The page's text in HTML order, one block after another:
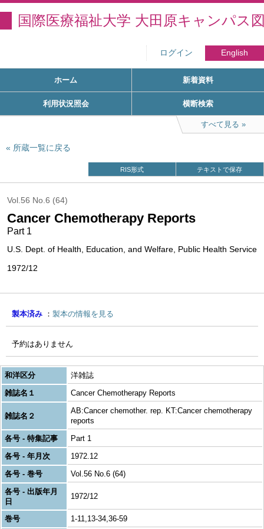
国際医療福祉大学 大田原キャンパス
ログイン English
ホーム 新着資料
利用状況照会 横断検索
すべて見る
所蔵一覧に戻る
RIS形式 テキストで保存
Vol.56 No.6 (64)
Cancer Chemotherapy Reports
Part 1
U.S. Dept. of Health, Education, and Welfare, Public Health Service
1972/12
製本済み 製本の情報を見る
予約はありません
和洋区分
洋雑誌
雑誌名１
Cancer Chemotherapy Reports
雑誌名２
AB:Cancer chemother. rep. KT:Cancer chemotherapy
reports
各号 - 特集記事
Part 1
各号 - 年月次
1972.12
各号 - 巻号
Vol.56 No.6 (64)
各号 - 出版年月
日
1972/12
巻号 1-11,13-34,36-59